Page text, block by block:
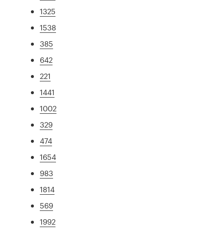
1325
1538
385
642
221
1441
1002
329
474
1654
983
1814
569
1992